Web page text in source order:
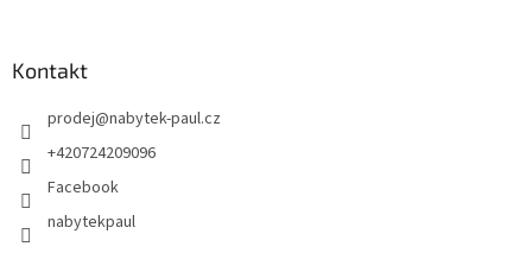
Kontakt
prodej@nabytek-paul.cz
+420724209096
Facebook
nabytekpaul